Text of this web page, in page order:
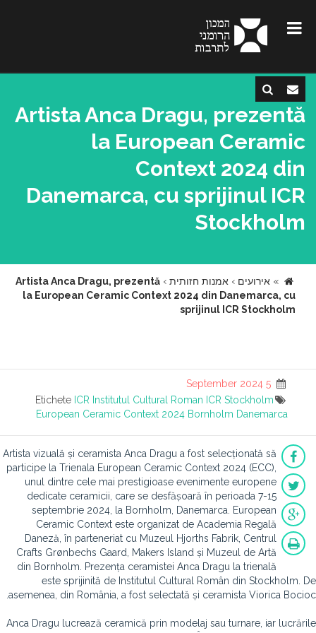
Artista Anca Dragu, prezentă
la European Ceramic
Context 2024 din
Danemarca, cu sprijinul ICR
Stockholm
» אירועים › אמנות חזותית ›
Artista Anca Dragu, prezentă
la European Ceramic Context 2024 din Danemarca, cu
sprijinul ICR Stockholm
Etichete ICR Institutul Cultural Roman ICR Stockholm
European Ceramic Context 2024 Bornholm Danemarca
Artista vizuală și ceramista Anca Dragu a fost selecționată să
participe la Trienala European Ceramic Context 2024 (ECC),
unul dintre cele mai prestigioase evenimente europene
dedicate ceramicii, care se desfășoară în perioada 7-15
septembrie 2024, la Bornholm, Danemarca. European
Ceramic Context este organizat de Academia Regală
Daneză, în parteneriat cu Muzeul Hjorths Fabrik, Centrul
Crafts Grønbechs Gaard, Makers Island și Muzeul de Artă
din Bornholm. Prezența ceramistei Anca Dragu la trienală
este sprijinită de Institutul Cultural Român din Stockholm. De
asemenea, din România, a fost selectată și ceramista Viorica Bocioc.
Anca Dragu lucrează ceramică prin modelaj sau turnare, iar lucrările